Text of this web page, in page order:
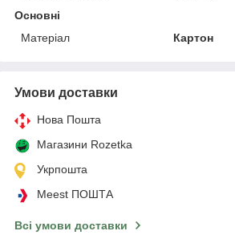
Основні
Матеріал
Картон
Умови доставки
Нова Пошта
Магазини Rozetka
Укрпошта
Meest ПОШТА
Всі умови доставки